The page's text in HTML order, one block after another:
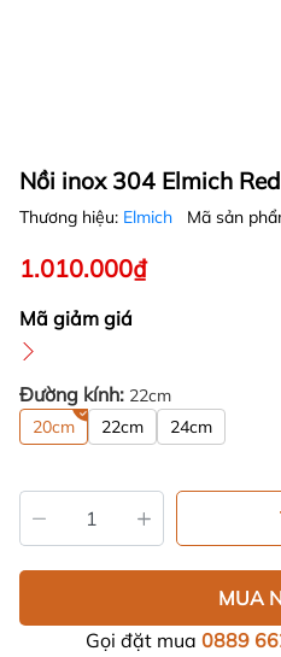
Nồi inox 304 Elmich
Thương hiệu: Elmich Mã sản
1.010.000₫
Mã giảm giá
Đường kính: 22cm
20cm
22cm 24cm
MUA
Gọi đặt mua 0889